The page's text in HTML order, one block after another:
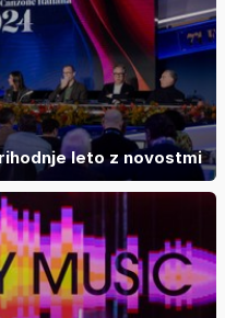
leto z novostmi